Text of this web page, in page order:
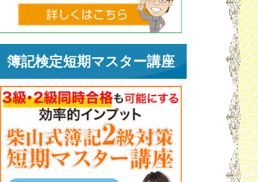
簿記検定短期マスター講座